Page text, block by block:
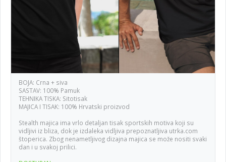
BOJA: Crna + siva
SASTAV: 100% Pamuk
TEHNIKA TISKA: Sitotisak
MAJICA I TISAK: 100% Hrvatski proizvod
Stealth majica ima vrlo detaljan tisak sportskih motiva koji su
vidljivi iz bliza, dok je izdaleka vidljiva prepoznatljiva utrka.com
štoperica. Zbog nenametljivog dizajna majica se može nositi svaki
dan i u svakoj prilici.